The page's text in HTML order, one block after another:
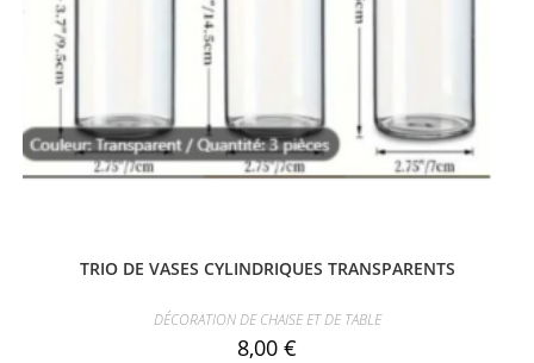
TRIO DE VASES CYLINDRIQUES TRANSPARENTS
DÉCORATION DE CHAISE ET DE TABLE
8,00 €